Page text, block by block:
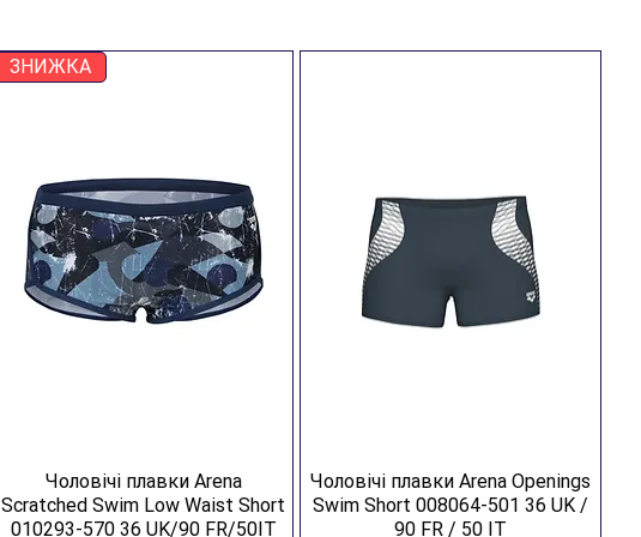
волосся.
басейні або на відкритій воді
Характеристики
Бренд:Arena
Артикул:003149-707.0
Склад:50% полікарбонат, 30% термопластична гума,
20% силікон
ЗНИЖКА
Чоловічі плавки Arena
Scratched Swim Low Waist Short
010293-570 36 UK/90 FR/50IT
Чоловічі плавки Arena Openings
Swim Short 008064-501 36 UK /
90 FR / 50 IT